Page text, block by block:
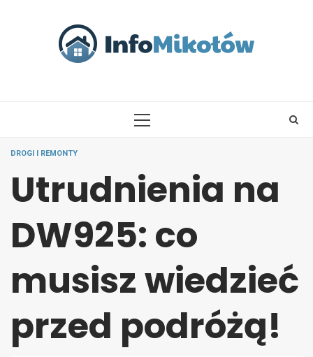
PRIMARY
DROGI I REMONTY
Utrudnienia na
DW925: co
musisz wiedzieć
przed podróżą!